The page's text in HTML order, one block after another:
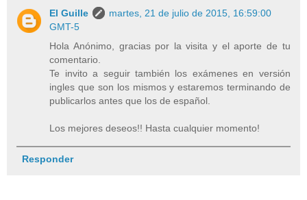
El Guille
martes, 21 de julio de 2015, 16:59:00
GMT-5
Hola Anónimo, gracias por la visita y el aporte de tu
comentario.
Te invito a seguir también los exámenes en versión
ingles que son los mismos y estaremos terminando de
publicarlos antes que los de español.
Los mejores deseos!! Hasta cualquier momento!
Responder